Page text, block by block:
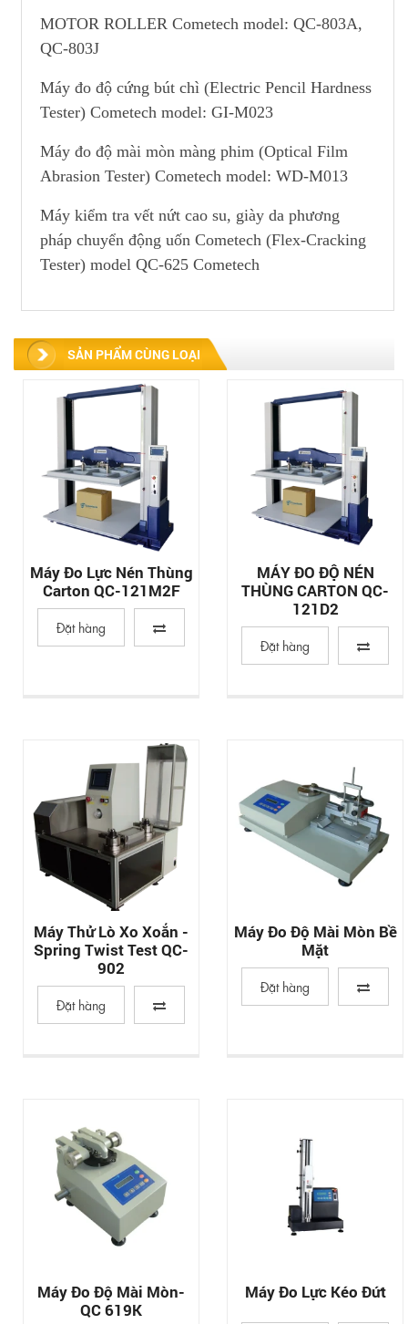
MOTOR ROLLER Cometech model: QC-803A,
QC-803J
Máy đo độ cứng bút chì (Electric Pencil Hardness
Tester) Cometech model: GI-M023
Máy đo độ mài mòn màng phim (Optical Film
Abrasion Tester) Cometech model: WD-M013
Máy kiểm tra vết nứt cao su, giày da phương
pháp chuyển động uốn Cometech (Flex-Cracking
Tester) model QC-625 Cometech
SẢN PHẨM CÙNG LOẠI
Máy Đo Lực Nén Thùng
Carton QC-121M2F
Đặt hàng
MÁY ĐO ĐỘ NÉN
THÙNG CARTON QC-
121D2
Đặt hàng
Máy Thử Lò Xo Xoắn -
Spring Twist Test QC-
902
Đặt hàng
Máy Đo Độ Mài Mòn Bề
Mặt
Đặt hàng
Máy Đo Độ Mài Mòn-
QC 619K
Máy Đo Lực Kéo Đứt